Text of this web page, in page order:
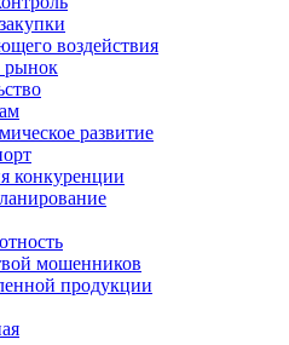
воздействия
рынок
развитие
конкуренции
мошенников
продукции